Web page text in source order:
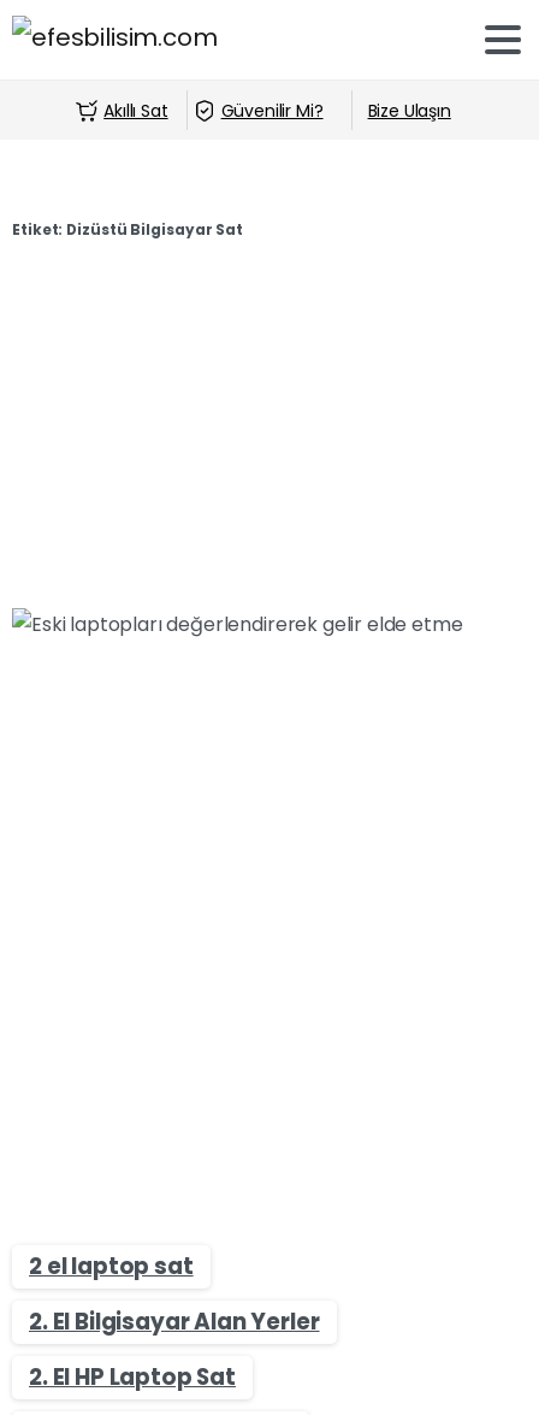
Akıllı Sat Güvenilir Mi? Bize Ulaşın
Etiket: Dizüstü Bilgisayar Sat
2 el laptop sat
2. El Bilgisayar Alan Yerler
2. El HP Laptop Sat